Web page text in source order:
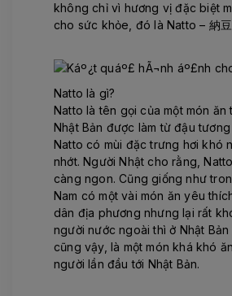
không chỉ vì hương vị đặc biệt
cho sức khỏe, đó là Natto – 納
Natto là gì?
Natto là tên gọi của một món ăn
Nhật Bản được làm từ đậu
Natto có mùi đặc trưng hơi khó
nhớt. Người Nhật cho rằng,
càng ngon. Cũng giống như
Nam có một vài món ăn yêu
dân địa phương nhưng lại rất
người nước ngoài thì ở Nhật Bản
cũng vậy, là một món khá khó
người lần đầu tới Nhật Bản.